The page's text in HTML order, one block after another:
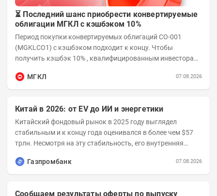
⏳ Последний шанс приобрести конвертируемые
облигации МГКЛ с кэшбэком 10%
Период покупки конвертируемых облигаций СО-001
(MGKLCO1) с кэшбэком подходит к концу. Чтобы
получить кэшбэк 10% , квалифицированным инвесторам
МГКЛ
07.08.2026
Китай в 2026: от EV до ИИ и энергетики
Китайский фондовый рынок в 2025 году выглядел
стабильным и к концу года оценивался в более чем $57
трлн. Несмотря на эту стабильность, его внутренняя
Газпромбанк
07.08.2026
Сообщаем результаты оферты по выпуску